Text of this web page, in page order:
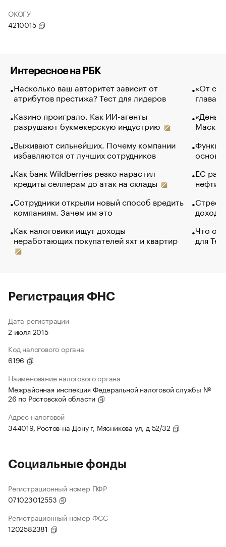
ОКОГУ
4210015
Интересное на РБК
Насколько ваш авторитет зависит от
атрибутов престижа? Тест для лидеров
Казино проиграло. Как ИИ-агенты
разрушают букмекерскую индустрию
Выживают сильнейших. Почему компании
избавляются от лучших сотрудников
Как банк Wildberries резко нарастил
кредиты селлерам до атак на склады
Сотрудники открыли новый способ вредить
компаниям. Зачем им это
Как налоговики ищут доходы
неработающих покупателей яхт и квартир
«От
глава
Маск в
основ
ЕС
нефти
Что
для
Регистрация ФНС
Дата регистрации
2 июля 2015
Код налогового органа
6196
Наименование налогового органа
Межрайонная инспекция Федеральной налоговой службы №
26 по Ростовской области
Адрес налоговой
344019, Ростов-на-Дону г, Мясникова ул, д 52/32
Социальные фонды
Регистрационный номер ПФР
071023012553
Регистрационный номер ФСС
1202582381